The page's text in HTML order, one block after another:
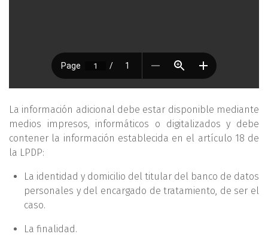
La información adicional debe estar disponible mediante
medios impresos, informáticos o digitalizados y debe
contener la información establecida en el artículo 18 de
la LPDP:
La identidad y domicilio del titular del banco de datos
personales y del encargado de tratamiento, de ser el
caso.
La finalidad.